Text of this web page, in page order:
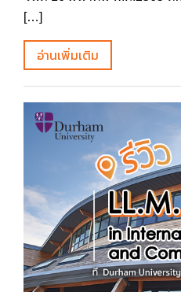
[…]
อ่านเพิ่มเติม